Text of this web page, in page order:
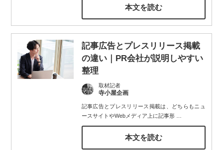
本文を読む
記事広告とプレスリリース掲載
の違い｜PR会社が説明しやすい
整理
取材記者
寺小屋企画
記事広告とプレスリリース掲載は、どちらもニュ
ースサイトやWebメディア上に記事形…
本文を読む